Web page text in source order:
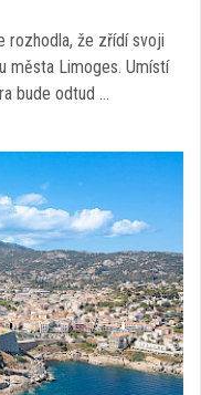
rozhodla, že zřídí svoji
města Limoges. Umístí
bude odtud …